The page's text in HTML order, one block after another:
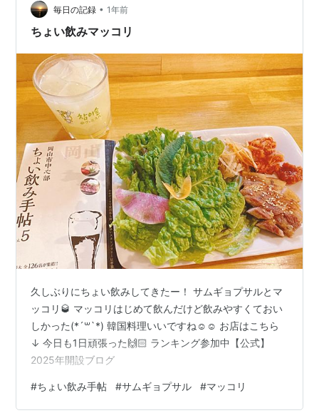
毎日の記録 • 1年前
ちょい飲みマッコリ
久しぶりにちょい飲みしてきたー！ サムギョプサルとマ
ッコリ🥃 マッコリはじめて飲んだけど飲みやすくておい
しかった(*´꒳`*) 韓国料理いいですね☺️☺️ お店はこちら
↓ 今日も1日頑張った🙌🏻 ランキング参加中【公式】
2025年開設ブログ
#ちょい飲み手帖 #サムギョプサル #マッコリ